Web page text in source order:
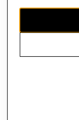
CAMBIAR REGIÓN